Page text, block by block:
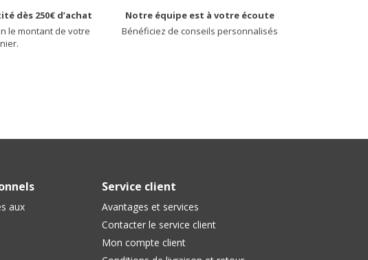
dès 250€ d’achat
le montant de votre
Notre équipe est à votre écoute
Bénéficiez de conseils personnalisés
aux
Service client
Avantages et services
Contacter le service client
Mon compte client